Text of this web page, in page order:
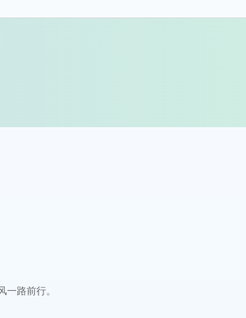
一路前行。